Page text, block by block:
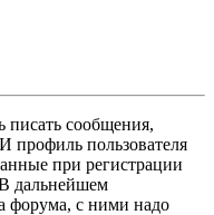
писать сообщения,
пользователя
при регистрации
дальнейшем
форума, с ними надо